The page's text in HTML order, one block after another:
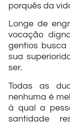
porquês da
Longe de
vocação
gentios
sua
ser.
Todas as
nenhuma é
à qual a
santidade